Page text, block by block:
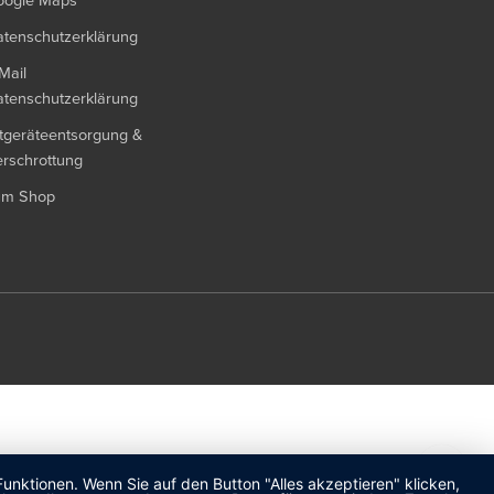
&
Shop
Wenn Sie auf den Button "Alles akzeptieren" klicken,